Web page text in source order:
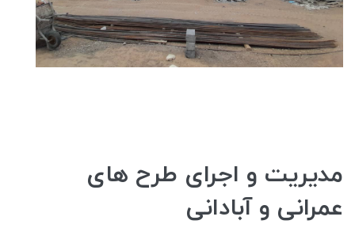
مدیریت و اجرای طرح های
عمرانی و آبادانی